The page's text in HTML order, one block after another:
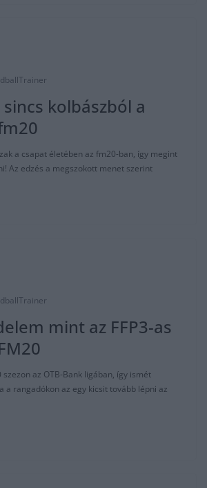
kolbászból a
a csapat életében az fm20-ban, így megint
Az edzés a megszokott menet szerint
mint az FFP3-as
az OTB-Bank ligában, így ismét
a rangadókon az egy kicsit tovább lépni az